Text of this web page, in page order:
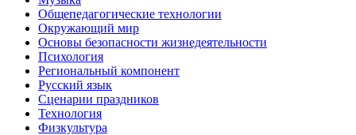
Общепедагогические технологии
Окружающий мир
Основы безопасности жизнедеятельности
Психология
Региональный компонент
Русский язык
Сценарии праздников
Технология
Физкультура